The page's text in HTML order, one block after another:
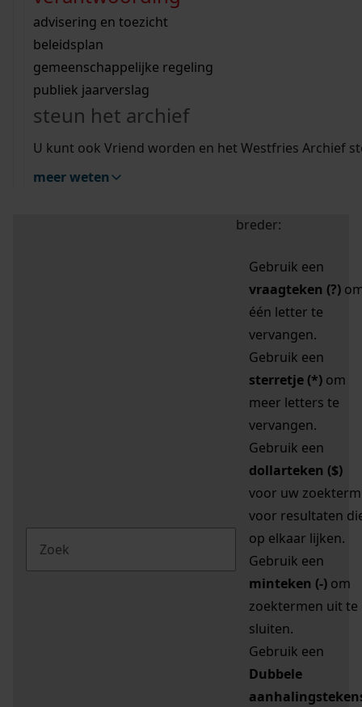
bouwvergunningen
omgevingsvergunningen
vergunningen
beeld en geluid
uitleg nodig?
Wij helpen u op weg met een aantal zoektips.
bekijk alle zoektips
Wij helpen u op weg met een aantal zoektips.
bekijk alle zoektips
bekijk ons geschiedenislokaal
advisering en toezicht
beleidsplan
gemeenschappelijke regeling
publiek jaarverslag
steun het archief
U kunt ook Vriend worden en het Westfries Archief
meer weten
zoektips
Mijn Studiezaal (inloggen)
uw zoekopdracht te
breder:
Gebruik een
vraagteken (?)
één letter te
vervangen.
Gebruik een
sterretje (*) om
meer letters te
vervangen.
Gebruik een
dollarteken ($)
voor uw zoekterm
voor resultaten
op elkaar lijken.
Gebruik een
minteken (-) om
zoektermen uit te
sluiten.
Gebruik een
Dubbele